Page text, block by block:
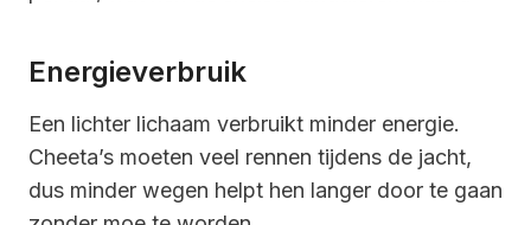
Energieverbruik
Een lichter lichaam verbruikt minder energie.
Cheeta’s moeten veel rennen tijdens de jacht,
dus minder wegen helpt hen langer door te gaan